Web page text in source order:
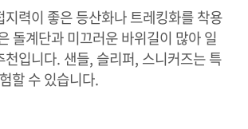
지력이 좋은 등산화나 트레킹화를 착용
돌계단과 미끄러운 바위길이 많아 일
천입니다. 샌들, 슬리퍼, 스니커즈는 특
할 수 있습니다.